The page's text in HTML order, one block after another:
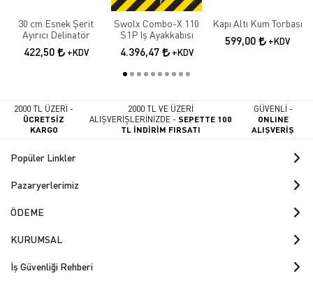
30 cm Esnek Şerit
Ayırıcı Delinatör
422,50 +KDV
Swolx Combo-X 110
S1P Iş Ayakkabısı
4.396,47 +KDV
Kapı Altı Kum Torbası
599,00 +KDV
2000 TL ÜZERİ -
ÜCRETSİZ
KARGO
2000 TL VE ÜZERİ
ALIŞVERİŞLERİNİZDE -SEPETTE 100
TL İNDİRİM FIRSATI
GÜVENLİ -
ONLINE
ALIŞVERİŞ
Popüler Linkler
Pazaryerlerimiz
ÖDEME
KURUMSAL
İş Güvenliği Rehberi